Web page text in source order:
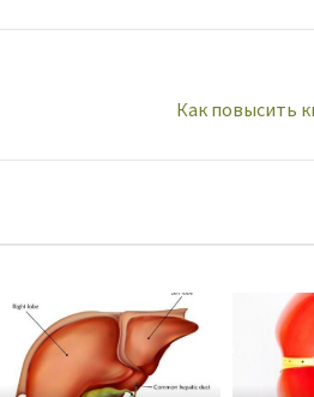
Как повысить